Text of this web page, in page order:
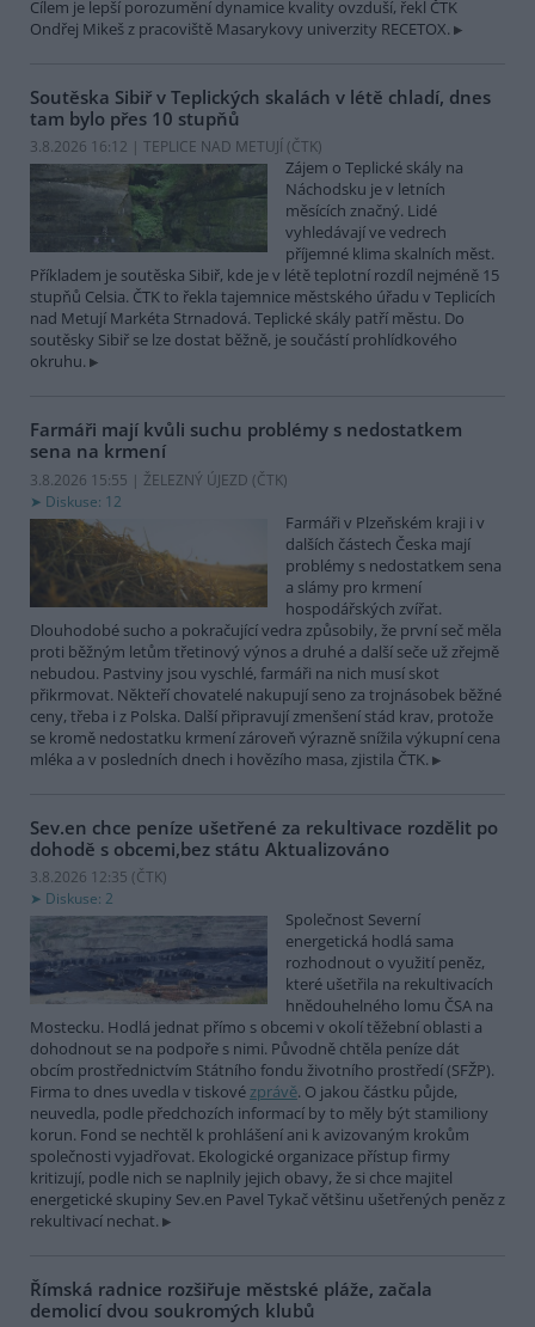
Cílem je lepší porozumění dynamice kvality ovzduší, řekl ČTK
Ondřej Mikeš z pracoviště Masarykovy univerzity RECETOX.
Soutěska Sibiř v Teplických skalách v létě chladí, dnes
tam bylo přes 10 stupňů
3.8.2026 16:12 | TEPLICE NAD METUJÍ (ČTK)
Zájem o Teplické skály na
Náchodsku je v letních
měsících značný. Lidé
vyhledávají ve vedrech
příjemné klima skalních měst.
Příkladem je soutěska Sibiř, kde je v létě teplotní rozdíl nejméně 15
stupňů Celsia. ČTK to řekla tajemnice městského úřadu v Teplicích
nad Metují Markéta Strnadová. Teplické skály patří městu. Do
soutěsky Sibiř se lze dostat běžně, je součástí prohlídkového
okruhu.
Farmáři mají kvůli suchu problémy s nedostatkem
sena na krmení
3.8.2026 15:55 | ŽELEZNÝ ÚJEZD (ČTK)
Diskuse: 12
Farmáři v Plzeňském kraji i v
dalších částech Česka mají
problémy s nedostatkem sena
a slámy pro krmení
hospodářských zvířat.
Dlouhodobé sucho a pokračující vedra způsobily, že první seč měla
proti běžným letům třetinový výnos a druhé a další seče už zřejmě
nebudou. Pastviny jsou vyschlé, farmáři na nich musí skot
přikrmovat. Někteří chovatelé nakupují seno za trojnásobek běžné
ceny, třeba i z Polska. Další připravují zmenšení stád krav, protože
se kromě nedostatku krmení zároveň výrazně snížila výkupní cena
mléka a v posledních dnech i hovězího masa, zjistila ČTK.
Sev.en chce peníze ušetřené za rekultivace rozdělit po
dohodě s obcemi,bez státu Aktualizováno
3.8.2026 12:35 (ČTK)
Diskuse: 2
Společnost Severní
energetická hodlá sama
rozhodnout o využití peněz,
které ušetřila na rekultivacích
hnědouhelného lomu ČSA na
Mostecku. Hodlá jednat přímo s obcemi v okolí těžební oblasti a
dohodnout se na podpoře s nimi. Původně chtěla peníze dát
obcím prostřednictvím Státního fondu životního prostředí (SFŽP).
Firma to dnes uvedla v tiskovézprávě. O jakou částku půjde,
neuvedla, podle předchozích informací by to měly být stamiliony
korun. Fond se nechtěl k prohlášení ani k avizovaným krokům
společnosti vyjadřovat. Ekologické organizace přístup firmy
kritizují, podle nich se naplnily jejich obavy, že si chce majitel
energetické skupiny Sev.en Pavel Tykač většinu ušetřených peněz z
rekultivací nechat.
Římská radnice rozšiřuje městské pláže, začala
demolicí dvou soukromých klubů